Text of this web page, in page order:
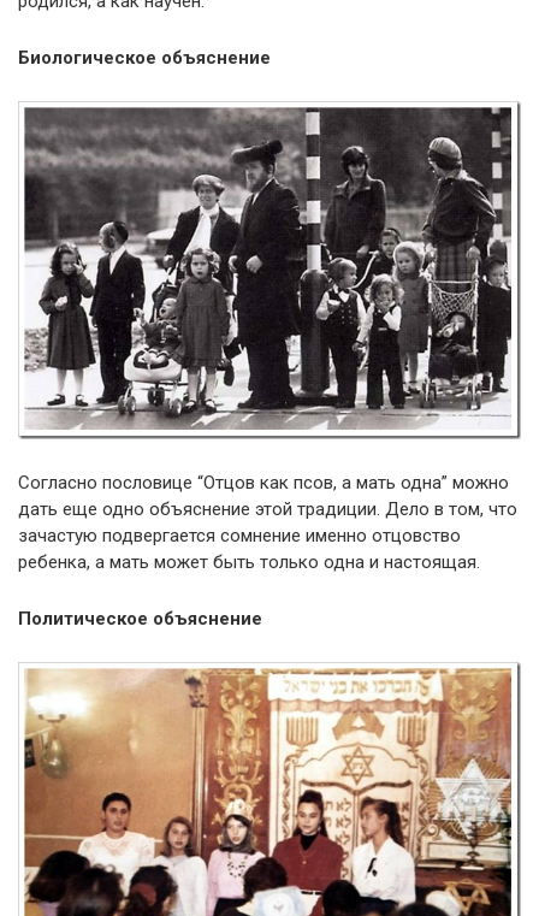
Биологическое объяснение
Согласно пословице “Отцов как псов, а мать одна” можно
дать еще одно объяснение этой традиции. Дело в том, что
зачастую подвергается сомнение именно отцовство
ребенка, а мать может быть только одна и настоящая.
Политическое объяснение